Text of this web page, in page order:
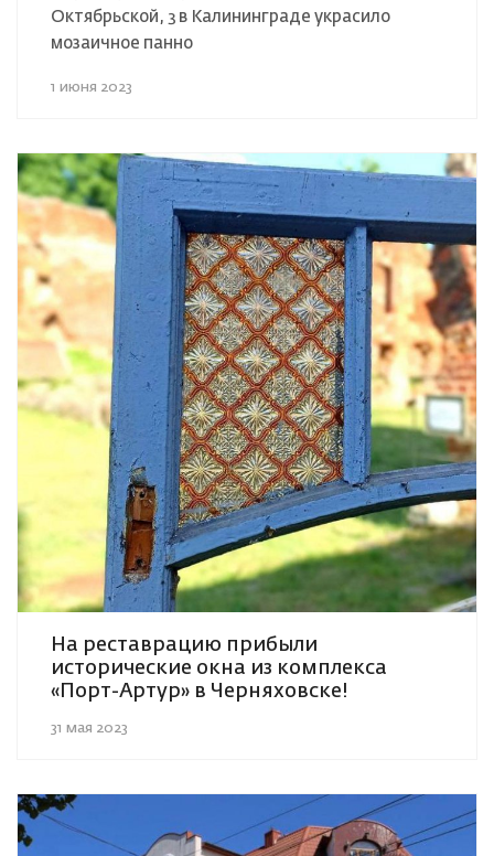
Октябрьской, 3 в Калининграде украсило
мозаичное панно
1 июня 2023
На реставрацию прибыли
исторические окна из комплекса
«Порт-Артур» в Черняховске!
31 мая 2023